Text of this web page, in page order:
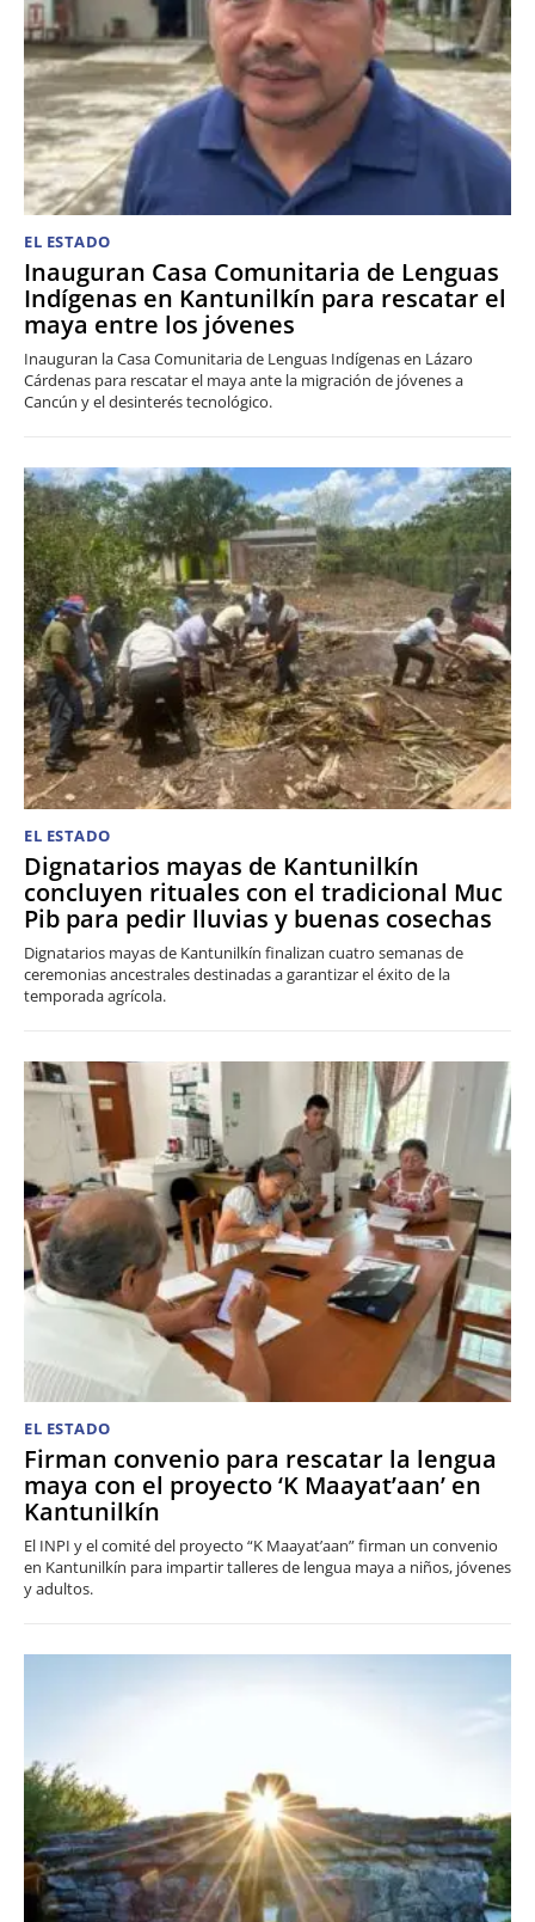
EL ESTADO
Inauguran Casa Comunitaria de Lenguas
Indígenas en Kantunilkín para rescatar el
maya entre los jóvenes
Inauguran la Casa Comunitaria de Lenguas Indígenas en Lázaro
Cárdenas para rescatar el maya ante la migración de jóvenes a
Cancún y el desinterés tecnológico.
EL ESTADO
Dignatarios mayas de Kantunilkín
concluyen rituales con el tradicional Muc
Pib para pedir lluvias y buenas cosechas
Dignatarios mayas de Kantunilkín finalizan cuatro semanas de
ceremonias ancestrales destinadas a garantizar el éxito de la
temporada agrícola.
EL ESTADO
Firman convenio para rescatar la lengua
maya con el proyecto ‘K Maayat’aan’ en
Kantunilkín
El INPI y el comité del proyecto “K Maayat’aan” firman un convenio
en Kantunilkín para impartir talleres de lengua maya a niños, jóvenes
y adultos.